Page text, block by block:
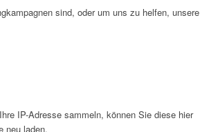
sind, oder um uns zu helfen, unsere
IP-Adresse sammeln, können Sie diese hier
neu laden.